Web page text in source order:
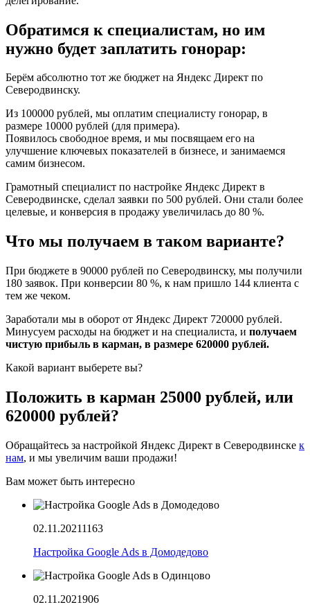
Обратимся к специалистам, но им
нужно будет заплатить гонорар:
Берём абсолютно тот же бюджет на Яндекс Директ по
Северодвинску.
Из 100000 рублей, мы оплатим специалисту гонорар, в
размере 10000 рублей (для примера).
Появилось свободное время, и мы посвящаем его на
улучшение ключевых показателей в бизнесе, и занимаемся
самим бизнесом.
Грамотный специалист по настройке Яндекс Директ в
Северодвинске, сделал заявки по 500 рублей. Они стали более
целевые, и конверсия в продажу увеличилась до 80 %.
Что мы получаем в таком варианте?
При бюджете в 90000 рублей по Северодвинску, мы получили
180 заявок. При конверсии 80 %, к нам пришло 144 клиента с
тем же чеком.
Заработали мы в оборот от Яндекс Директ 720000 рублей.
Минусуем расходы на бюджет и на специалиста, и получаем
чистую прибыль в карман, в размере 620000 рублей.
Какой вариант выберете вы?
Положить в карман 25000 рублей, или
620000 рублей?
Обращайтесь за настройкой Яндекс Директ в Северодвинске к
нам, и мы увеличим ваши продажи!
Вам может быть интересно
02.11.20211163
Настройка Google Ads в Домодедово
02.11.2021906